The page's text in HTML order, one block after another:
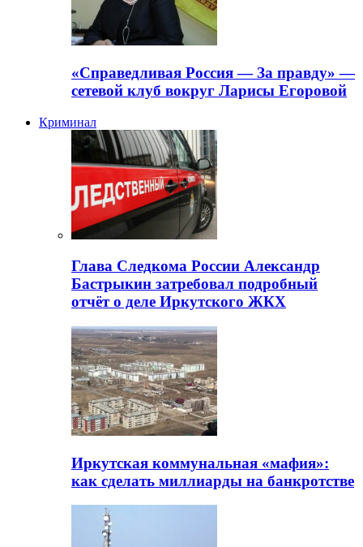
«Справедливая Россия — За правду» —
сетевой клуб вокруг Ларисы Егоровой
Криминал
Глава Следкома России Александр
Бастрыкин затребовал подробный
отчёт о деле Иркутского ЖКХ
Иркутская коммунальная «мафия»:
как сделать миллиарды на банкротстве